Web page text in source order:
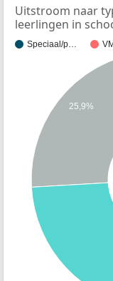
Uitstroom naar
leerlingen in
Speciaal/p…
25,9%